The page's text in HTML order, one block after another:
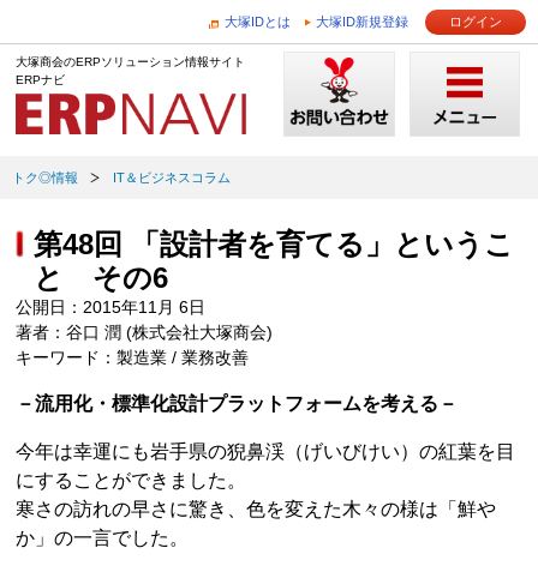
大塚IDとは 大塚ID新規登録 ログイン
大塚商会のERPソリューション情報サイト
ERPナビ
トク◎情報 IT＆ビジネスコラム
第48回 「設計者を育てる」というこ
と その6
公開日：2015年11月 6日
著者：谷口 潤 (株式会社大塚商会)
キーワード：製造業 / 業務改善
－流用化・標準化設計プラットフォームを考える－
今年は幸運にも岩手県の猊鼻渓（げいびけい）の紅葉を目
にすることができました。
寒さの訪れの早さに驚き、色を変えた木々の様は「鮮や
か」の一言でした。